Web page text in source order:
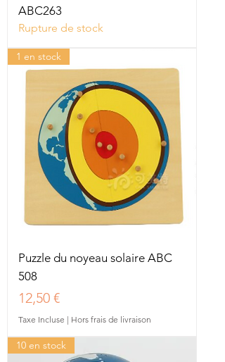
ABC263
Rupture de stock
1 en stock
Puzzle du noyeau solaire ABC
508
Prix
12,50 €
Taxe Incluse | Hors frais de livraison
10 en stock